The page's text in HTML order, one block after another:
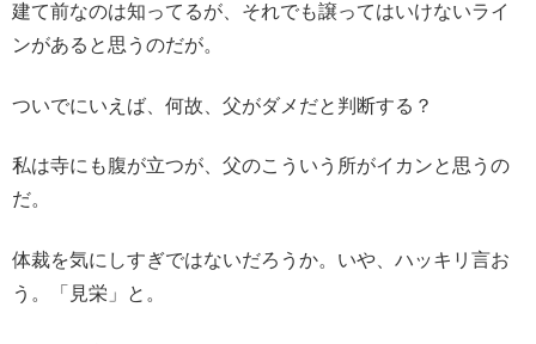
建て前なのは知ってるが、それでも譲ってはいけないライ
ンがあると思うのだが。
ついでにいえば、何故、父がダメだと判断する？
私は寺にも腹が立つが、父のこういう所がイカンと思うの
だ。
体裁を気にしすぎではないだろうか。いや、ハッキリ言お
う。「見栄」と。